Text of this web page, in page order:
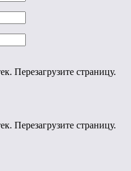
Перезагрузите страницу.
Перезагрузите страницу.